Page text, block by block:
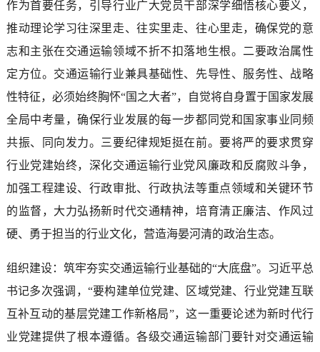
作为首要任务，引导行业广大党员干部深学细悟核心要义，
推动理论学习往深里走、往实里走、往心里走，确保党的意
志和主张在交通运输领域不折不扣落地生根。二要政治属性
定方位。交通运输行业兼具基础性、先导性、服务性、战略
性特征，必须始终胸怀“国之大者”，自觉将自身置于国家发展
全局中考量，确保行业发展的每一步都同党和国家事业同频
共振、同向发力。三要纪律规矩挺在前。要将严的要求贯穿
行业党建始终，深化交通运输行业党风廉政和反腐败斗争，
加强工程建设、行政审批、行政执法等重点领域和关键环节
的监督，大力弘扬新时代交通精神，培育清正廉洁、作风过
硬、勇于担当的行业文化，营造海晏河清的政治生态。
组织建设：筑牢夯实交通运输行业基础的“大底盘”。习近平总
书记多次强调，“要构建单位党建、区域党建、行业党建互联
互补互动的基层党建工作新格局”，这一重要论述为新时代行
业党建提供了根本遵循。各级交通运输部门要针对交通运输